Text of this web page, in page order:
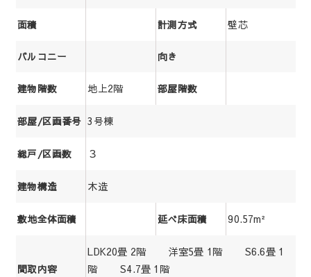
面積 計測方式 壁芯
バルコニー 向き
建物階数 地上2階 部屋階数
部屋/区画番号 3号棟
総戸/区画数 ３
建物構造 木造
敷地全体面積 延べ床面積 90.57m²
間取内容
LDK20畳 2階 洋室5畳 1階 S6.6畳 1
階 S4.7畳 1階